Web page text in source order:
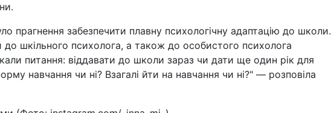
прагнення забезпечити плавну психологічну адаптацію до школи.
шкільного психолога, а також до особистого психолога
питання: віддавати до школи зараз чи дати ще один рік для
навчання чи ні? Взагалі йти на навчання чи ні?" — розповіла